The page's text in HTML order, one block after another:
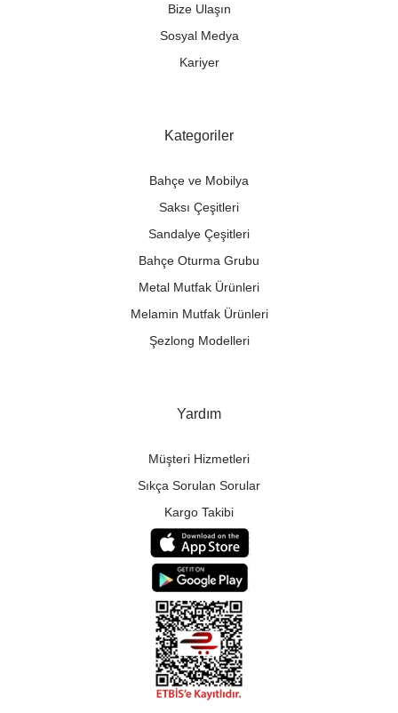
Bize Ulaşın
Sosyal Medya
Kariyer
Kategoriler
Bahçe ve Mobilya
Saksı Çeşitleri
Sandalye Çeşitleri
Bahçe Oturma Grubu
Metal Mutfak Ürünleri
Melamin Mutfak Ürünleri
Şezlong Modelleri
Yardım
Müşteri Hizmetleri
Sıkça Sorulan Sorular
Kargo Takibi